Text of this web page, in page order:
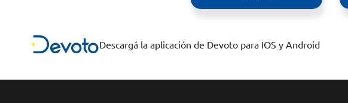
Descargá la aplicación de Devoto para IOS y Android